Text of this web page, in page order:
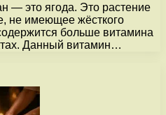
— это ягода. Это растение
не имеющее жёсткого
больше витамина
Данный витамин…